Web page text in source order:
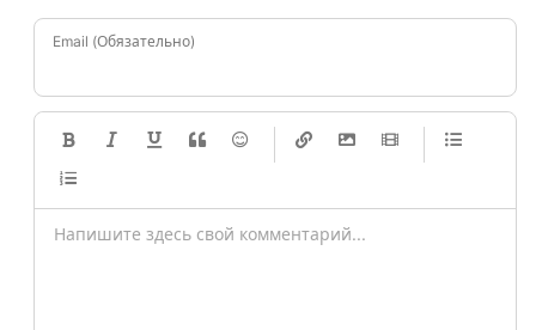
Email (Обязательно)
-
-
-
-
-